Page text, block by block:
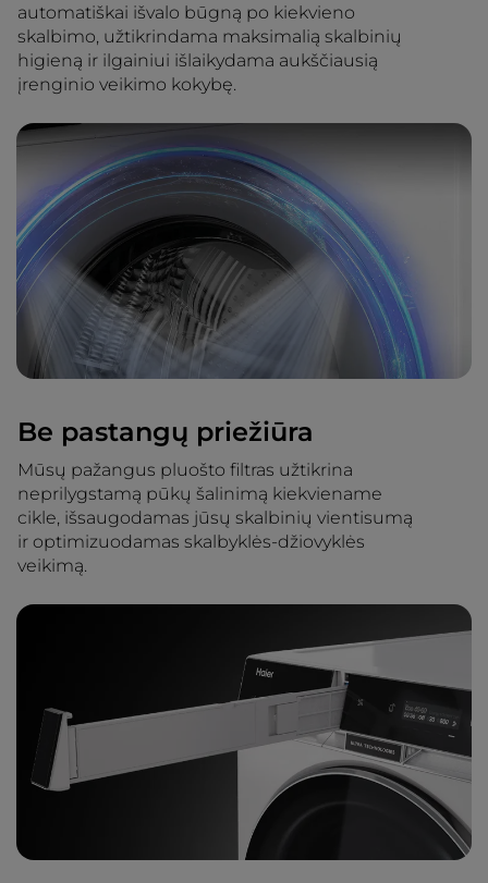
automatiškai išvalo būgną po kiekvieno
skalbimo, užtikrindama maksimalią skalbinių
higieną ir ilgainiui išlaikydama aukščiausią
įrenginio veikimo kokybę.
Be pastangų priežiūra
Mūsų pažangus pluošto filtras užtikrina
neprilygstamą pūkų šalinimą kiekviename
cikle, išsaugodamas jūsų skalbinių vientisumą
ir optimizuodamas skalbyklės-džiovyklės
veikimą.